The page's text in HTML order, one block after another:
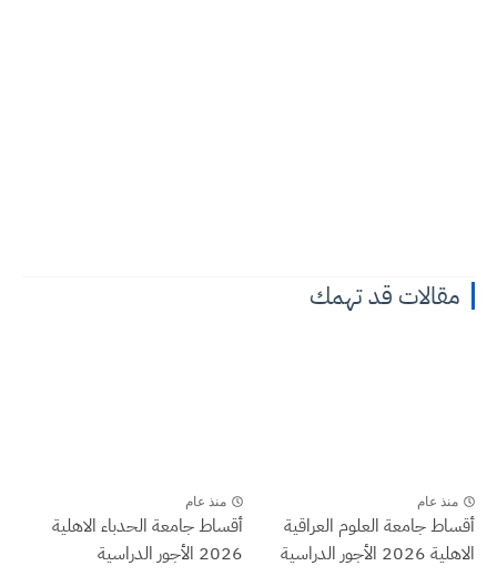
مقالات قد تهمك
منذ عام
أقساط جامعة العلوم العراقية
الاهلية 2026 الأجور الدراسية
منذ عام
أقساط جامعة الحدباء الاهلية
2026 الأجور الدراسية